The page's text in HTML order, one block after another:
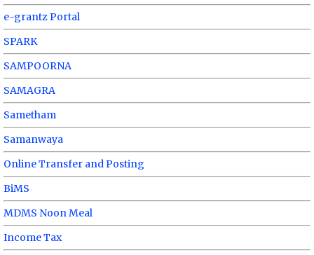
e-grantz Portal
SPARK
SAMPOORNA
SAMAGRA
Sametham
Samanwaya
Online Transfer and Posting
BiMS
MDMS Noon Meal
Income Tax